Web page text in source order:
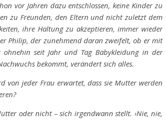
vor Jahren dazu entschlossen, keine Kinder zu
zu Freunden, den Eltern und nicht zuletzt dem
ihre Haltung zu akzeptieren, immer wieder
Philip, der zunehmend daran zweifelt, ob er mit
seit Jahr und Tag Babykleidung in der
bekommt, verändert sich alles.
von jeder Frau erwartet, dass sie Mutter werden
oder nicht – sich irgendwann stellt. ›Nie, nie,